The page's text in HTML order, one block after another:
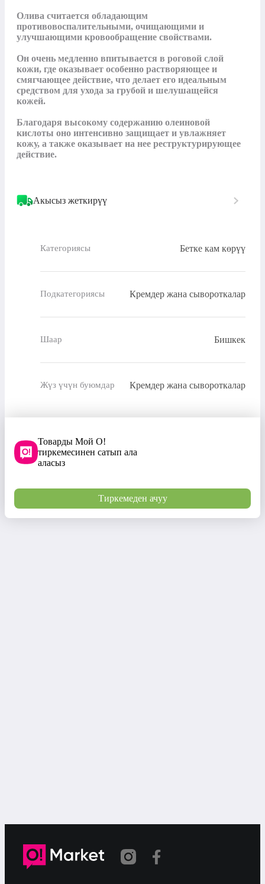
Олива считается обладающим
противовоспалительными, очищающими и
улучшающими кровообращение свойствами.
Он очень медленно впитывается в роговой слой
кожи, где оказывает особенно растворяющее и
смягчающее действие, что делает его идеальным
средством для ухода за грубой и шелушащейся
кожей.
Благодаря высокому содержанию олеиновой
кислоты оно интенсивно защищает и увлажняет
кожу, а также оказывает на нее реструктурирующее
действие.
Акысыз жеткирүү
Категориясы Бетке кам көрүү
Подкатегориясы Кремдер жана сывороткалар
Шаар Бишкек
Жүз үчүн буюмдар Кремдер жана сывороткалар
Товарды Мой О!
тиркемесинен сатып ала
аласыз
Тиркемеден ачуу